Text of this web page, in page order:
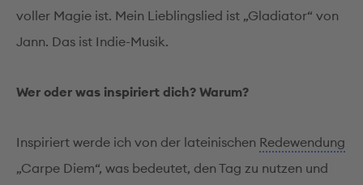
voller Magie ist. Mein Lieblingslied ist „Gladiator“ von
Jann. Das ist Indie-Musik.
Wer oder was inspiriert dich? Warum?
Inspiriert werde ich von der lateinischen Redewendung
„Carpe Diem“, was bedeutet, den Tag zu nutzen und